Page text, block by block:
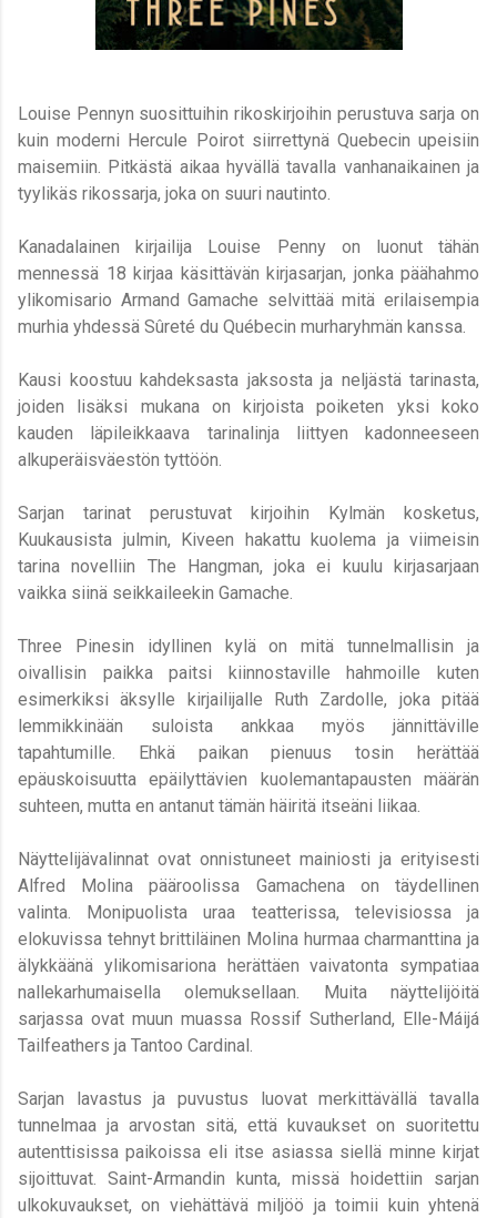
Louise Pennyn suosittuihin rikoskirjoihin perustuva sarja on
kuin moderni Hercule Poirot siirrettynä Quebecin upeisiin
maisemiin. Pitkästä aikaa hyvällä tavalla vanhanaikainen ja
tyylikäs rikossarja, joka on suuri nautinto.
Kanadalainen kirjailija Louise Penny on luonut tähän
mennessä 18 kirjaa käsittävän kirjasarjan, jonka päähahmo
ylikomisario Armand Gamache selvittää mitä erilaisempia
murhia yhdessä Sûreté du Québecin murharyhmän kanssa.
Kausi koostuu kahdeksasta jaksosta ja neljästä tarinasta,
joiden lisäksi mukana on kirjoista poiketen yksi koko
kauden läpileikkaava tarinalinja liittyen kadonneeseen
alkuperäisväestön tyttöön.
Sarjan tarinat perustuvat kirjoihin Kylmän kosketus,
Kuukausista julmin, Kiveen hakattu kuolema ja viimeisin
tarina novelliin The Hangman, joka ei kuulu kirjasarjaan
vaikka siinä seikkaileekin Gamache.
Three Pinesin idyllinen kyläon mitä tunnelmallisin ja
oivallisin paikka paitsi kiinnostaville hahmoille kuten
esimerkiksi äksylle kirjailijalle Ruth Zardolle, joka pitää
lemmikkinään suloista ankkaa myös jännittäville
tapahtumille.
Ehkä paikan pienuus tosin herättää
epäuskoisuutta epäilyttävien kuolemantapausten määrän
suhteen, mutta en antanut tämän häiritä itseäni liikaa.
Näyttelijävalinnat ovat onnistuneet mainiosti ja erityisesti
Alfred Molina pääroolissa Gamachena on täydellinen
valinta. Monipuolista uraa teatterissa, televisiossa ja
elokuvissa tehnyt brittiläinen Molina hurmaa charmanttina ja
älykkäänä ylikomisariona herättäen vaivatonta sympatiaa
nallekarhumaisella olemuksellaan. Muita näyttelijöitä
sarjassa ovat muun muassa Rossif Sutherland, Elle-Máijá
Tailfeathers ja Tantoo Cardinal.
Sarjan lavastus ja puvustus luovat merkittävällä tavalla
tunnelmaa ja arvostan sitä, että kuvaukset on suoritettu
autenttisissa paikoissa eli itse asiassa siellä minne kirjat
sijoittuvat. Saint-Armandin kunta, missä hoidettiin sarjan
ulkokuvaukset, on viehättävä miljöö ja toimii kuin yhtenä